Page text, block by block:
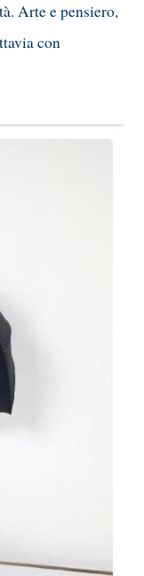
Arte e pensiero,
con